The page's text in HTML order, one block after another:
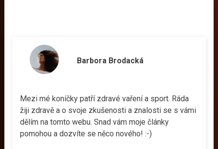
Barbora Brodacká
Mezi mé koníčky patří zdravé vaření a sport. Ráda
žiji zdravě a o svoje zkušenosti a znalosti se s vámi
dělím na tomto webu. Snad vám moje články
pomohou a dozvíte se něco nového! :-)